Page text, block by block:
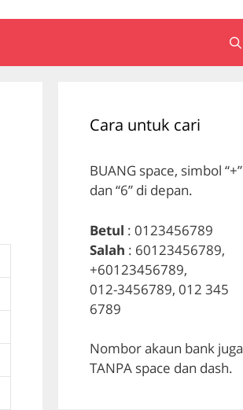
Cara untuk cari
BUANG space, simbol “+”
dan “6” di depan.
Betul : 0123456789
Salah : 60123456789,
+60123456789,
012-3456789, 012 345
6789
Nombor akaun bank juga
TANPA space dan dash.